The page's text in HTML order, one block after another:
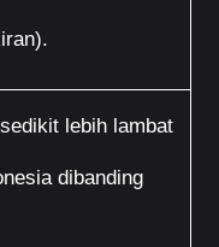
lebih lambat
dibanding